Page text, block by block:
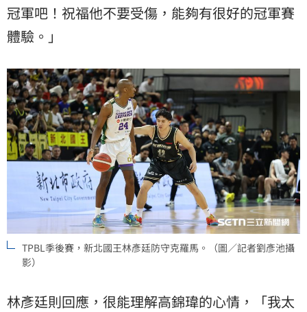
冠軍吧！祝福他不要受傷，能夠有很好的冠軍賽
體驗。」
TPBL季後賽，新北國王林彥廷防守克羅馬。（圖／記者劉彥池攝
影）
林彥廷則回應，很能理解高錦瑋的心情，「我太